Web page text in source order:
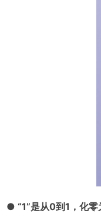
● “1”是从0到1，化零